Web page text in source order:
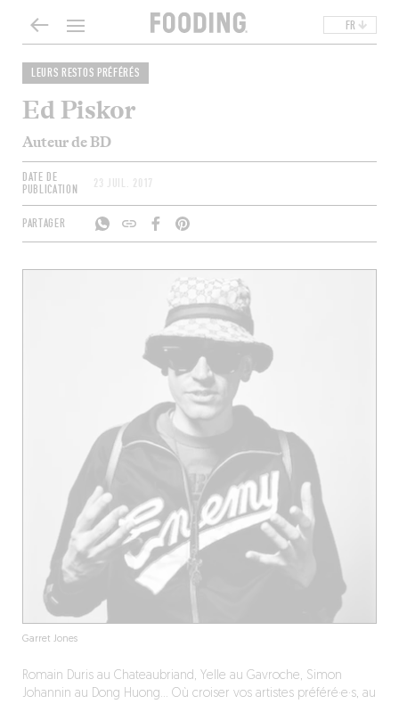
FR
LEURS RESTOS PRÉFÉRÉS
Ed Piskor
Auteur de BD
DATE DE
PUBLICATION
23 JUIL. 2017
PARTAGER
Garret Jones
Romain Duris au Chateaubriand, Yelle au Gavroche, Simon
Johannin au Dong Huong… Où croiser vos artistes préféré·e·s, au